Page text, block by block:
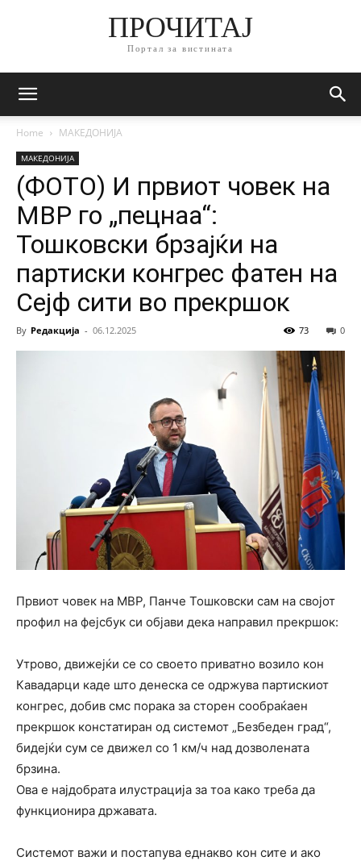
ПРОЧИТАЈ
Портал за вистината
Home МАКЕДОНИЈА
МАКЕДОНИЈА
(ФОТО) И првиот човек на
МВР го „пецнаа“:
Тошковски брзајќи на
партиски конгрес фатен на
Сејф сити во прекршок
By Редакција - 06.12.2025 0
73
Првиот човек на МВР, Панче Тошковски сам на својот
профил на фејсбук си објави дека направил прекршок:
Утрово, движејќи се со своето приватно возило кон
Кавадарци каде што денеска се одржува партискиот
конгрес, добив смс порака за сторен сообраќаен
прекршок констатиран од системот „Безбеден град“,
бидејќи сум се движел со 1 км/ч над дозволената
брзина.
Ова е најдобрата илустрација за тоа како треба да
функционира државата.
Системот важи и постапува еднакво кон сите и ако